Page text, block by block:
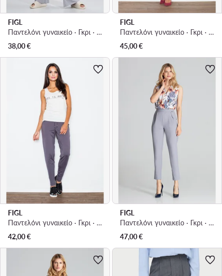
FIGL
Παντελόνι γυναικείο · Γκρι · Regular Fit
38,00€
FIGL
Παντελόνι γυναικείο · Γκρι · Regular Fit
45,00€
FIGL
Παντελόνι γυναικείο · Γκρι · Regular Fit
42,00€
FIGL
Παντελόνι γυναικείο · Γκρι · Regular Fit
47,00€